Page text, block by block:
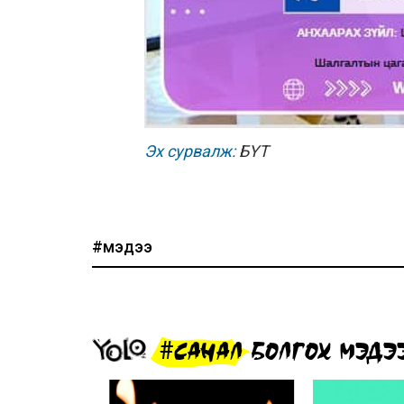
Эх сурвалж:БҮТ
#мэдээ
#САНАЛ БОЛГОХ